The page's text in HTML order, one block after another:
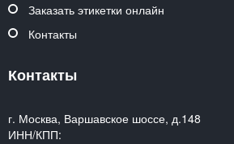
Заказать этикетки онлайн
Контакты
Контакты
г. Москва, Варшавское шоссе, д.148
ИНН/КПП: